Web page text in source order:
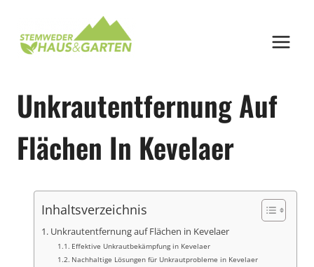
springen
Unkrautentfernung Auf
Flächen In Kevelaer
Inhaltsverzeichnis
Unkrautentfernung auf Flächen in Kevelaer
Effektive Unkrautbekämpfung in Kevelaer
Nachhaltige Lösungen für Unkrautprobleme in Kevelaer